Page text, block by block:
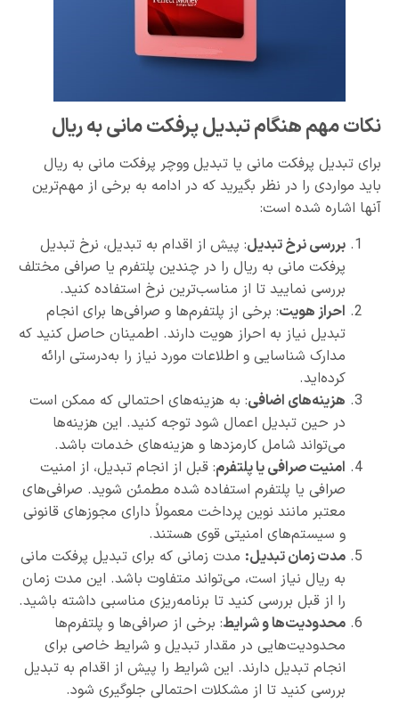
نکات مهم هنگام تبدیل پرفکت مانی به ریال
برای تبدیل پرفکت مانی یا تبدیل ووچر پرفکت مانی به ریال
باید مواردی را در نظر بگیرید که در ادامه به برخی از مهم‌ترین
آنها اشاره شده است:
بررسی نرخ تبدیل: پیش از اقدام به تبدیل، نرخ تبدیل
پرفکت مانی به ریال را در چندین پلتفرم یا صرافی مختلف
بررسی نمایید تا از مناسب‌ترین نرخ استفاده کنید.
احراز هویت: برخی از پلتفرم‌ها و صرافی‌ها برای انجام
تبدیل نیاز به احراز هویت دارند. اطمینان حاصل کنید که
مدارک شناسایی و اطلاعات مورد نیاز را به‌درستی ارائه
کرده‌اید.
هزینه‌های اضافی: به هزینه‌های احتمالی که ممکن است
در حین تبدیل اعمال شود توجه کنید. این هزینه‌ها
می‌تواند شامل کارمزدها و هزینه‌های خدمات باشد.
امنیت صرافی یا پلتفرم: قبل از انجام تبدیل، از امنیت
صرافی یا پلتفرم استفاده شده مطمئن شوید. صرافی‌های
معتبر مانند نوین پرداخت معمولاً دارای مجوزهای قانونی
و سیستم‌های امنیتی قوی هستند.
مدت زمان تبدیل: مدت زمانی که برای تبدیل پرفکت مانی
به ریال نیاز است، می‌تواند متفاوت باشد. این مدت زمان
را از قبل بررسی کنید تا برنامه‌ریزی مناسبی داشته باشید.
محدودیت‌ها و شرایط: برخی از صرافی‌ها و پلتفرم‌ها
محدودیت‌هایی در مقدار تبدیل و شرایط خاصی برای
انجام تبدیل دارند. این شرایط را پیش از اقدام به تبدیل
بررسی کنید تا از مشکلات احتمالی جلوگیری شود.